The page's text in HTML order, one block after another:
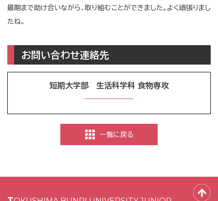
最期まで助け合いながら、取り組むことができました。よく頑張りまし
たね。
お問い合わせ連絡先
短期大学部 生活科学科 食物専攻
一覧に戻る